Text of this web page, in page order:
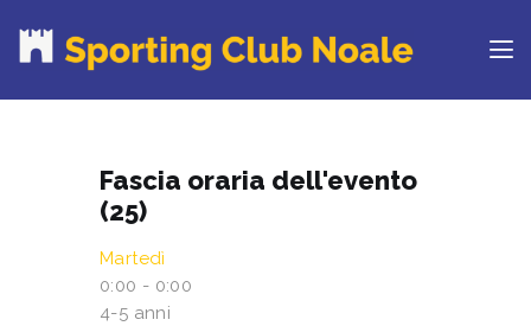
PROVA IL CLUB
CORSI
NEWS DAL BLOG
Fascia oraria dell'evento
(25)
Martedì
0:00 - 0:00
4-5 anni